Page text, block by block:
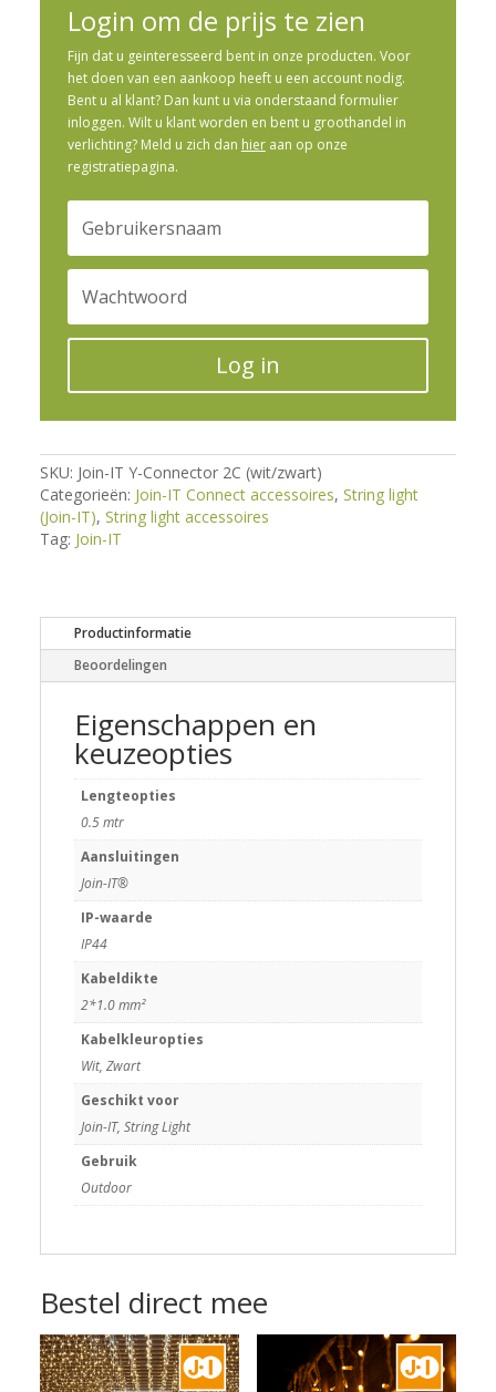
Login om de prijs te zien
Fijn dat u geinteresseerd bent in onze producten. Voor
het doen van een aankoop heeft u een account nodig.
Bent u al klant? Dan kunt u via onderstaand formulier
inloggen. Wilt u klant worden en bent u groothandel in
verlichting? Meld u zich dan hieraan op onze
registratiepagina.
Log in
SKU: Join-IT Y-Connector 2C (wit/zwart)
Categorieën: Join-IT Connect accessoires, String light
(Join-IT), String light accessoires
Tag: Join-IT
Productinformatie
Beoordelingen
Eigenschappen en
keuzeopties
Lengteopties
0.5 mtr
Aansluitingen
Join-IT®
IP-waarde
IP44
Kabeldikte
2*1.0 mm²
Kabelkleuropties
Wit, Zwart
Geschikt voor
Join-IT, String Light
Gebruik
Outdoor
Bestel direct mee